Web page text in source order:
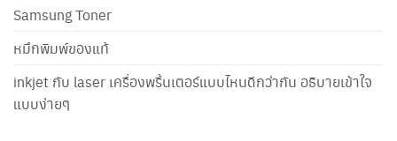
Samsung Toner
หมึกพิมพ์ของแท้
inkjet กับ laser เครื่องพริ้นเตอร์แบบไหนดีกว่ากัน อธิบายเข้าใจ
แบบง่ายๆ